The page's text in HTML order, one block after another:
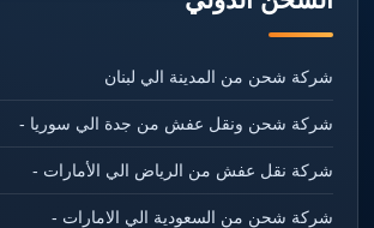
شركة شحن من المدينة الي لبنان
شركة شحن ونقل عفش من جدة الي سوريا -
شركة نقل عفش من الرياض الي الأمارات -
شركة شحن من السعودية الي الامارات -